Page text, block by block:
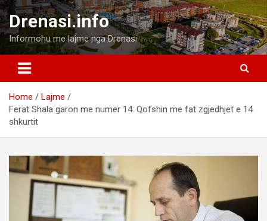
Skip
to
content
Drenasi.info
Informohu me lajme nga Drenasi.
Home
Lajme
Ferat Shala garon me numër 14: Qofshin me fat zgjedhjet e 14
shkurtit